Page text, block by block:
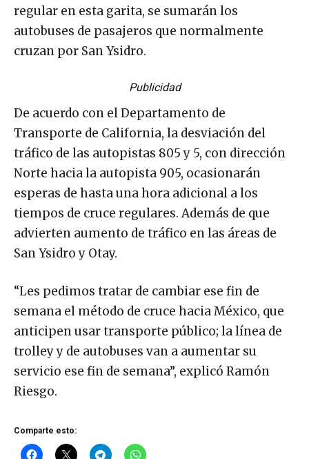
regular en esta garita, se sumarán los
autobuses de pasajeros que normalmente
cruzan por San Ysidro.
Publicidad
De acuerdo con el Departamento de
Transporte de California, la desviación del
tráfico de las autopistas 805 y 5, con dirección
Norte hacia la autopista 905, ocasionarán
esperas de hasta una hora adicional a los
tiempos de cruce regulares. Además de que
advierten aumento de tráfico en las áreas de
San Ysidro y Otay.
“Les pedimos tratar de cambiar ese fin de
semana el método de cruce hacia México, que
anticipen usar transporte público; la línea de
trolley y de autobuses van a aumentar su
servicio ese fin de semana”, explicó Ramón
Riesgo.
Comparte esto: